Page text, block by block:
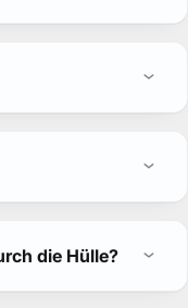
die Hülle?